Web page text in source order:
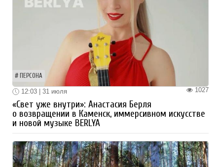
ПЕРСОНА
1027
12:03 | 31 июля
«Свет уже внутри»: Анастасия Берля
о возвращении в Каменск, иммерсивном искусстве
и новой музыке BERLYA